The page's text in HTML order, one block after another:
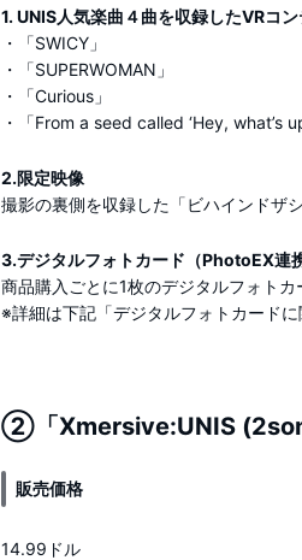
1. UNIS人気楽曲４曲を収録したVRコ
・「SWICY」
・「SUPERWOMAN」
・「Curious」
・「From a seed called ‘Hey, what’s
2.限定映像
撮影の裏側を収録した「ビハインドザシ
3.デジタルフォトカード（PhotoEX連携
商品購入ごとに1枚のデジタルフォトカ
※詳細は下記「デジタルフォトカード
②「Xmersive:UNIS
販売価格
14.99ドル